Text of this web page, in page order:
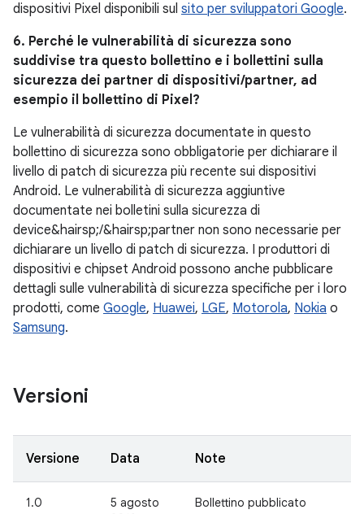
dispositivi Pixel disponibili sul sito per sviluppatori Google.
6. Perché le vulnerabilità di sicurezza sono
suddivise tra questo bollettino e i bollettini sulla
sicurezza dei partner di dispositivi/partner, ad
esempio il bollettino di Pixel?
Le vulnerabilità di sicurezza documentate in questo
bollettino di sicurezza sono obbligatorie per dichiarare il
livello di patch di sicurezza più recente sui dispositivi
Android. Le vulnerabilità di sicurezza aggiuntive
documentate nei bolletini sulla sicurezza di
device&hairsp;/&hairsp;partner non sono necessarie per
dichiarare un livello di patch di sicurezza. I produttori di
dispositivi e chipset Android possono anche pubblicare
dettagli sulle vulnerabilità di sicurezza specifiche per i loro
prodotti, come Google, Huawei, LGE, Motorola, Nokia o
Samsung.
Versioni
Versione Data Note
1.0
5 agosto
Bollettino pubblicato